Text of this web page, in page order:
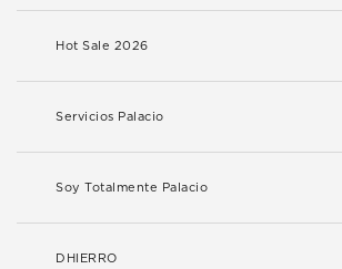
Hot Sale 2026
Servicios Palacio
Soy Totalmente Palacio
DHIERRO